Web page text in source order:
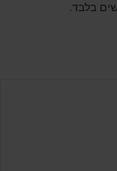
בלבד.